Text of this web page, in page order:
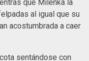
que Milenka la
al igual que su
acostumbrada a caer
sentándose con